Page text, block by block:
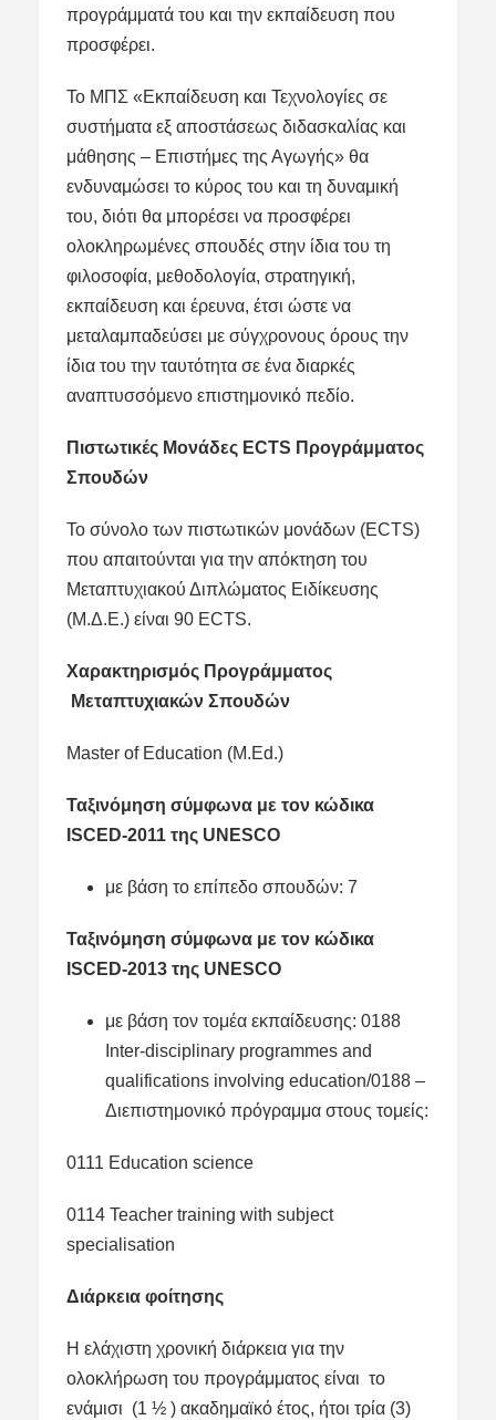
προγράμματά του και την εκπαίδευση που
προσφέρει.
Το ΜΠΣ «Εκπαίδευση και Τεχνολογίες σε
συστήματα εξ αποστάσεως διδασκαλίας και
μάθησης – Επιστήμες της Αγωγής» θα
ενδυναμώσει το κύρος του και τη δυναμική
του, διότι θα μπορέσει να προσφέρει
ολοκληρωμένες σπουδές στην ίδια του τη
φιλοσοφία, μεθοδολογία, στρατηγική,
εκπαίδευση και έρευνα, έτσι ώστε να
μεταλαμπαδεύσει με σύγχρονους όρους την
ίδια του την ταυτότητα σε ένα διαρκές
αναπτυσσόμενο επιστημονικό πεδίο.
Πιστωτικές Μονάδες ECTS Προγράμματος
Σπουδών
Το σύνολο των πιστωτικών μονάδων (ECTS)
που απαιτούνται για την απόκτηση του
Μεταπτυχιακού Διπλώματος Ειδίκευσης
(Μ.Δ.Ε.) είναι 90 ECTS.
Χαρακτηρισμός Προγράμματος
Μεταπτυχιακών Σπουδών
Master of Education (M.Ed.)
Ταξινόμηση σύμφωνα με τον κώδικα
ISCED-2011 της UNESCO
με βάση το επίπεδο σπουδών: 7
Ταξινόμηση σύμφωνα με τον κώδικα
ISCED-2013 της UNESCO
με βάση τον τομέα εκπαίδευσης: 0188
Inter-disciplinary programmes and
qualifications involving education/0188 –
Διεπιστημονικό πρόγραμμα στους τομείς:
0111 Education science
0114 Teacher training with subject
specialisation
Διάρκεια φοίτησης
Η ελάχιστη χρονική διάρκεια για την
ολοκλήρωση του προγράμματος είναι το
ενάμισι (1 ½ ) ακαδημαϊκό έτος, ήτοι τρία (3)